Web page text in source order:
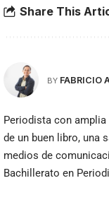
Share This
BY FABRICIO
Periodista con
de un buen libro, una
medios de
Bachillerato en